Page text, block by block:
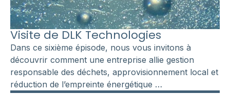
Visite de DLK Technologies
Dans ce sixième épisode, nous vous invitons à
découvrir comment une entreprise allie gestion
responsable des déchets, approvisionnement local et
réduction de l’empreinte énergétique …